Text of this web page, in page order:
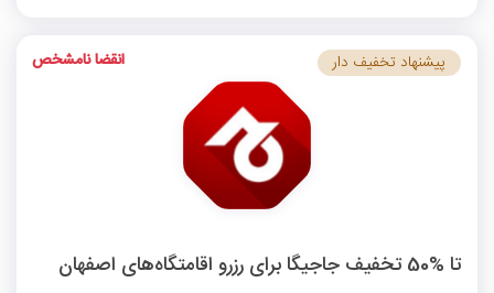
تا %50 تخفیف جاجیگا برای رزرو اقامتگاه‌های اصفهان
پیشنهاد تخفیف دار انقضا نامشخص